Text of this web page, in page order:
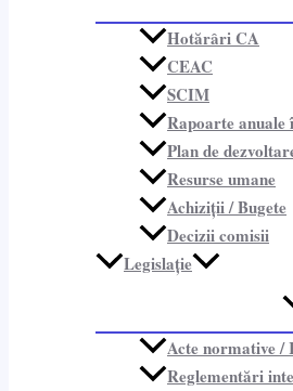
Hotărâri CA
CEAC
SCIM
Rapoarte anuale
Plan de
Resurse umane
Achiziții / Bugete
Decizii comisii
Legislație
Acte normative /
Reglementări